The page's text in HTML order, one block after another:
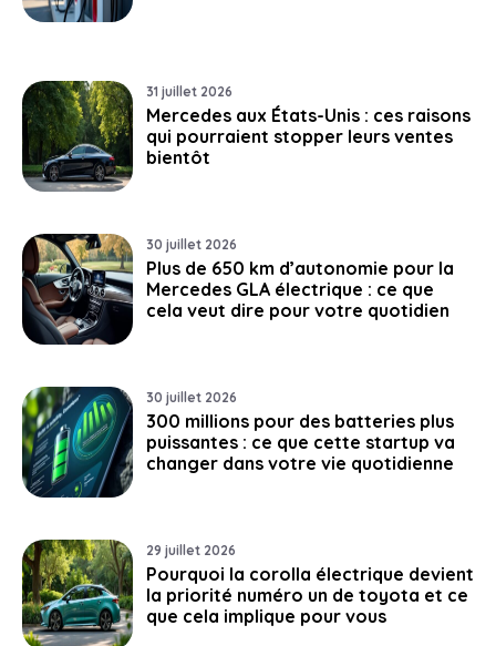
31 juillet 2026
Mercedes aux États-Unis : ces raisons
qui pourraient stopper leurs ventes
bientôt
30 juillet 2026
Plus de 650 km d’autonomie pour la
Mercedes GLA électrique : ce que
cela veut dire pour votre quotidien
30 juillet 2026
300 millions pour des batteries plus
puissantes : ce que cette startup va
changer dans votre vie quotidienne
29 juillet 2026
Pourquoi la corolla électrique devient
la priorité numéro un de toyota et ce
que cela implique pour vous